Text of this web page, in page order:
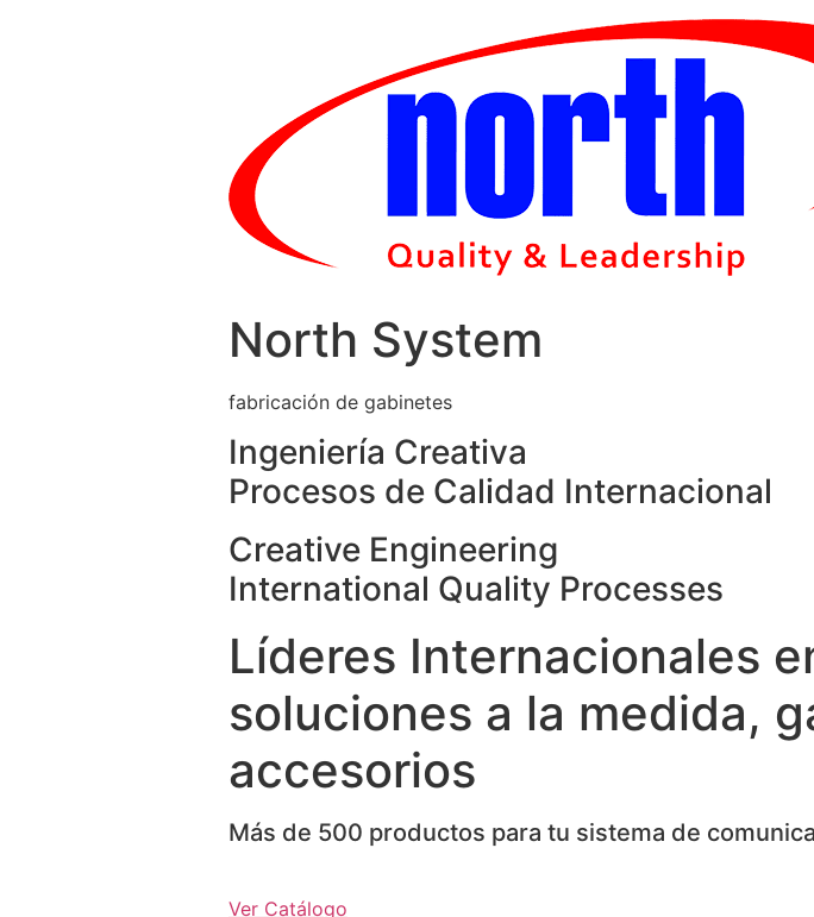
North System
fabricación de gabinetes
Ingeniería Creativa
Procesos de Calidad Internacional
Creative Engineering
International Quality Processes
Líderes Internacionales
soluciones a la medida,
accesorios
Más de 500 productos para tu sistema de
Ver Catálogo